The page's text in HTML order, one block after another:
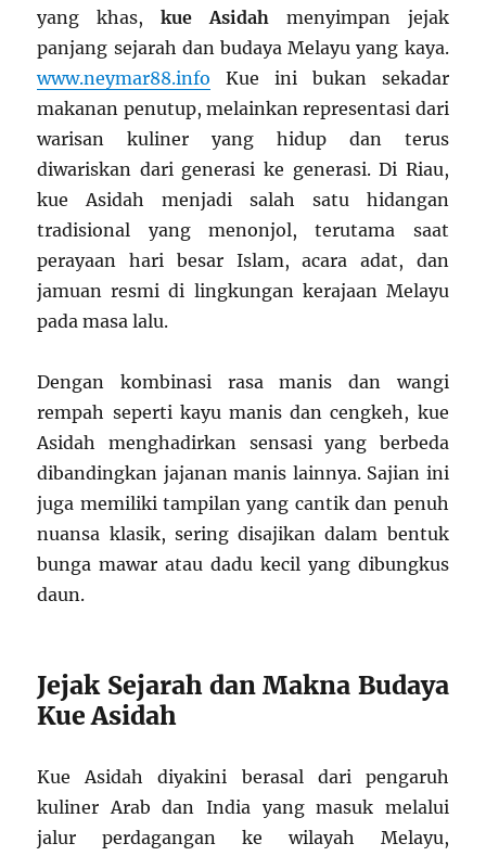
yang khas,kue Asidahmenyimpan jejak
panjang sejarah dan budaya Melayu yang kaya.
www.neymar88.info Kue ini bukan sekadar
makanan penutup, melainkan representasi dari
warisan kuliner yang hidup dan terus
diwariskan dari generasi ke generasi. Di Riau,
kue Asidah menjadi salah satu hidangan
tradisional yang menonjol, terutama saat
perayaan hari besar Islam, acara adat, dan
jamuan resmi di lingkungan kerajaan Melayu
pada masa lalu.
Dengan kombinasi rasa manis dan wangi
rempah seperti kayu manis dan cengkeh, kue
Asidah menghadirkan sensasi yang berbeda
dibandingkan jajanan manis lainnya. Sajian ini
juga memiliki tampilan yang cantik dan penuh
nuansa klasik, sering disajikan dalam bentuk
bunga mawar atau dadu kecil yang dibungkus
daun.
Jejak Sejarah dan Makna Budaya
Kue Asidah
Kue Asidah diyakini berasal dari pengaruh
kuliner Arab dan India yang masuk melalui
jalur perdagangan ke wilayah Melayu,